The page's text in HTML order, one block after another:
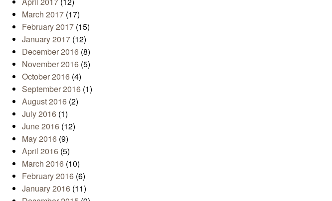
March 2017 (17)
February 2017 (15)
January 2017 (12)
December 2016 (8)
November 2016 (5)
October 2016 (4)
September 2016 (1)
August 2016 (2)
July 2016 (1)
June 2016 (12)
May 2016 (9)
April 2016 (5)
March 2016 (10)
February 2016 (6)
January 2016 (11)